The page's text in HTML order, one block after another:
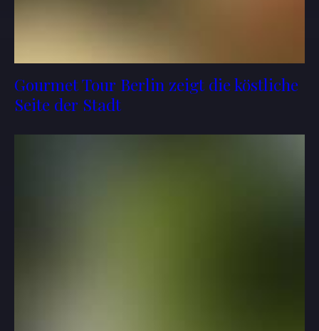
Gourmet Tour Berlin zeigt die köstliche
Seite der Stadt